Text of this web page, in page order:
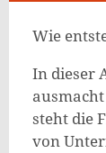
Wie
In dieser
steht die
von